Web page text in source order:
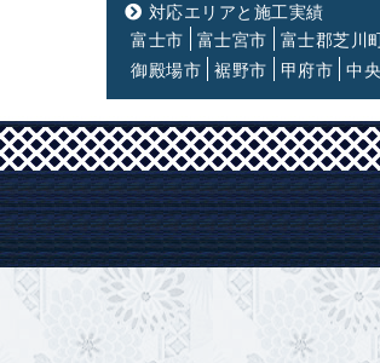
対応エリアと施工実績
富士市
富士宮市 富士郡芝川
御殿場市
裾野市 甲府市 中